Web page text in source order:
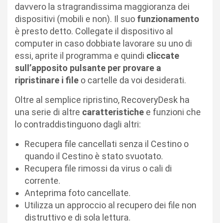
davvero la stragrandissima maggioranza dei
dispositivi (mobili e non). Il suo funzionamento
è presto detto. Collegate il dispositivo al
computer in caso dobbiate lavorare su uno di
essi, aprite il programma e quindi cliccate
sull’apposito pulsante per provare a
ripristinare i file o cartelle da voi desiderati.
Oltre al semplice ripristino, RecoveryDesk ha
una serie di altre caratteristiche e funzioni che
lo contraddistinguono dagli altri:
Recupera file cancellati senza il Cestino o
quando il Cestino è stato svuotato.
Recupera file rimossi da virus o cali di
corrente.
Anteprima foto cancellate.
Utilizza un approccio al recupero dei file non
distruttivo e di sola lettura.